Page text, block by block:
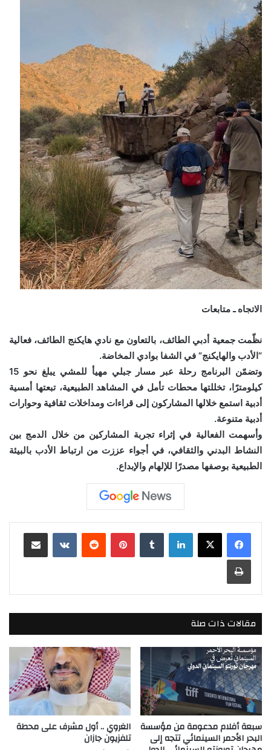
الاتجاه ـ متابعات
نظّمت جمعية أدبي الطائف، بالتعاون مع نادي هايكنج الطائف، فعالية
“الأدب والهايكنج” في الشفا بوادي المخاضة.
وتضمّن البرنامج رحلة عبر مسار جبلي مهيأ للمشي يبلغ نحو 15
كيلومترًا، تخللتها محطات تأمل في المشاهد الطبيعية، تبعتها أمسية
أدبية استمع خلالها المشاركون إلى قراءات ومداخلات ثقافية وحوارات
أدبية متنوعة.
وأسهمت الفعالية في إثراء تجربة المشاركين من خلال الدمج بين
النشاط البدني والثقافي، في أجواء عززت من ارتباط الأدب بالبيئة
الطبيعية بوصفها مصدرًا للإلهام والإبداع.
لينكدإن بينتيريست مشاركة عبر البريد
طباعة
مقالات ذات صلة
سبعة أفلام مدعومة من مؤسسة
البحر الأحمر السينمائي تتجه إلى
الغروي .. أول مشرف على محطة
تلفزيون جازان